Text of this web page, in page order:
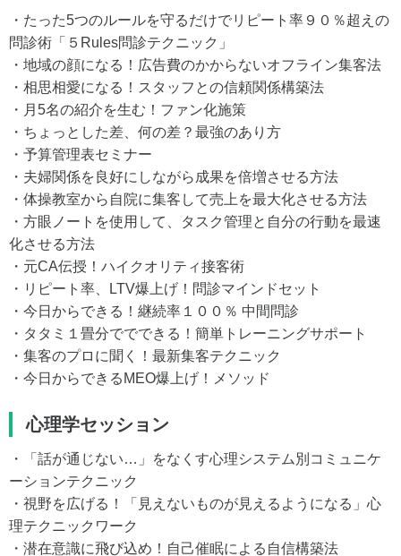
・たった5つのルールを守るだけでリピート率９０％超えの
問診術「５Rules問診テクニック」
・地域の顔になる！広告費のかからないオフライン集客法
・相思相愛になる！スタッフとの信頼関係構築法
・月5名の紹介を生む！ファン化施策
・ちょっとした差、何の差？最強のあり方
・予算管理表セミナー
・夫婦関係を良好にしながら成果を倍増させる方法
・体操教室から自院に集客して売上を最大化させる方法
・方眼ノートを使用して、タスク管理と自分の行動を最速
化させる方法
・元CA伝授！ハイクオリティ接客術
・リピート率、LTV爆上げ！問診マインドセット
・今日からできる！継続率１００％ 中間問診
・タタミ１畳分ででできる！簡単トレーニングサポート
・集客のプロに聞く！最新集客テクニック
・今日からできるMEO爆上げ！メソッド
心理学セッション
・「話が通じない…」をなくす心理システム別コミュニケ
ーションテクニック
・視野を広げる！「見えないものが見えるようになる」心
理テクニックワーク
・潜在意識に飛び込め！自己催眠による自信構築法